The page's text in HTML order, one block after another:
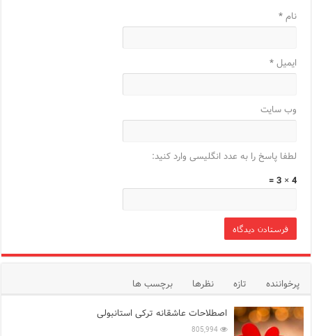
نام*
ایمیل*
وب‌ سایت
لطفا پاسخ را به عدد انگلیسی وارد کنید:
4 × 3 =
پرخواننده تازه نظرها
برچسب ها
اصطلاحات عاشقانه ترکی استانبولی
805,994